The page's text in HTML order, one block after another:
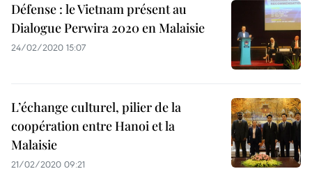
Défense : le Vietnam présent au
Dialogue Perwira 2020 en Malaisie
24/02/2020 15:07
L’échange culturel, pilier de la
coopération entre Hanoi et la
Malaisie
21/02/2020 09:21